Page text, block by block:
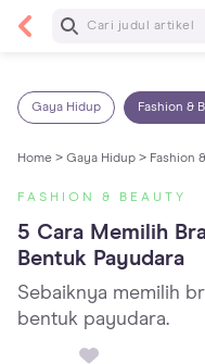
Baca
Gaya Hidup Fashion &
Home > Gaya Hidup > Fashion
FASHION & BEAUTY
5 Cara Memilih
Bentuk Payudara
Sebaiknya memilih
bentuk payudara.